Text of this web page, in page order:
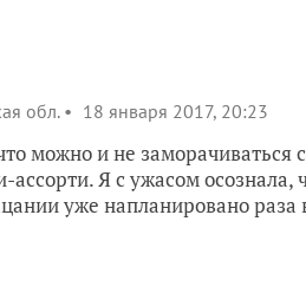
обл. 18 января 2017, 20:23
можно и не заморачиваться
Я с ужасом осознала,
уже напланировано